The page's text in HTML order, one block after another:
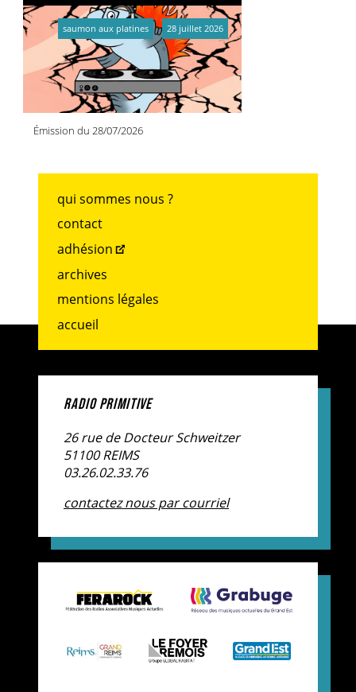
Émission du 28/07/2026
saumon aux platines 28 juillet 2026
qui sommes nous ?
contact
adhésion
archives
mentions légales
accueil
RADIO PRIMITIVE
26 rue de Docteur Schweitzer
51100 REIMS
03.26.02.33.76
contactez nous par courriel